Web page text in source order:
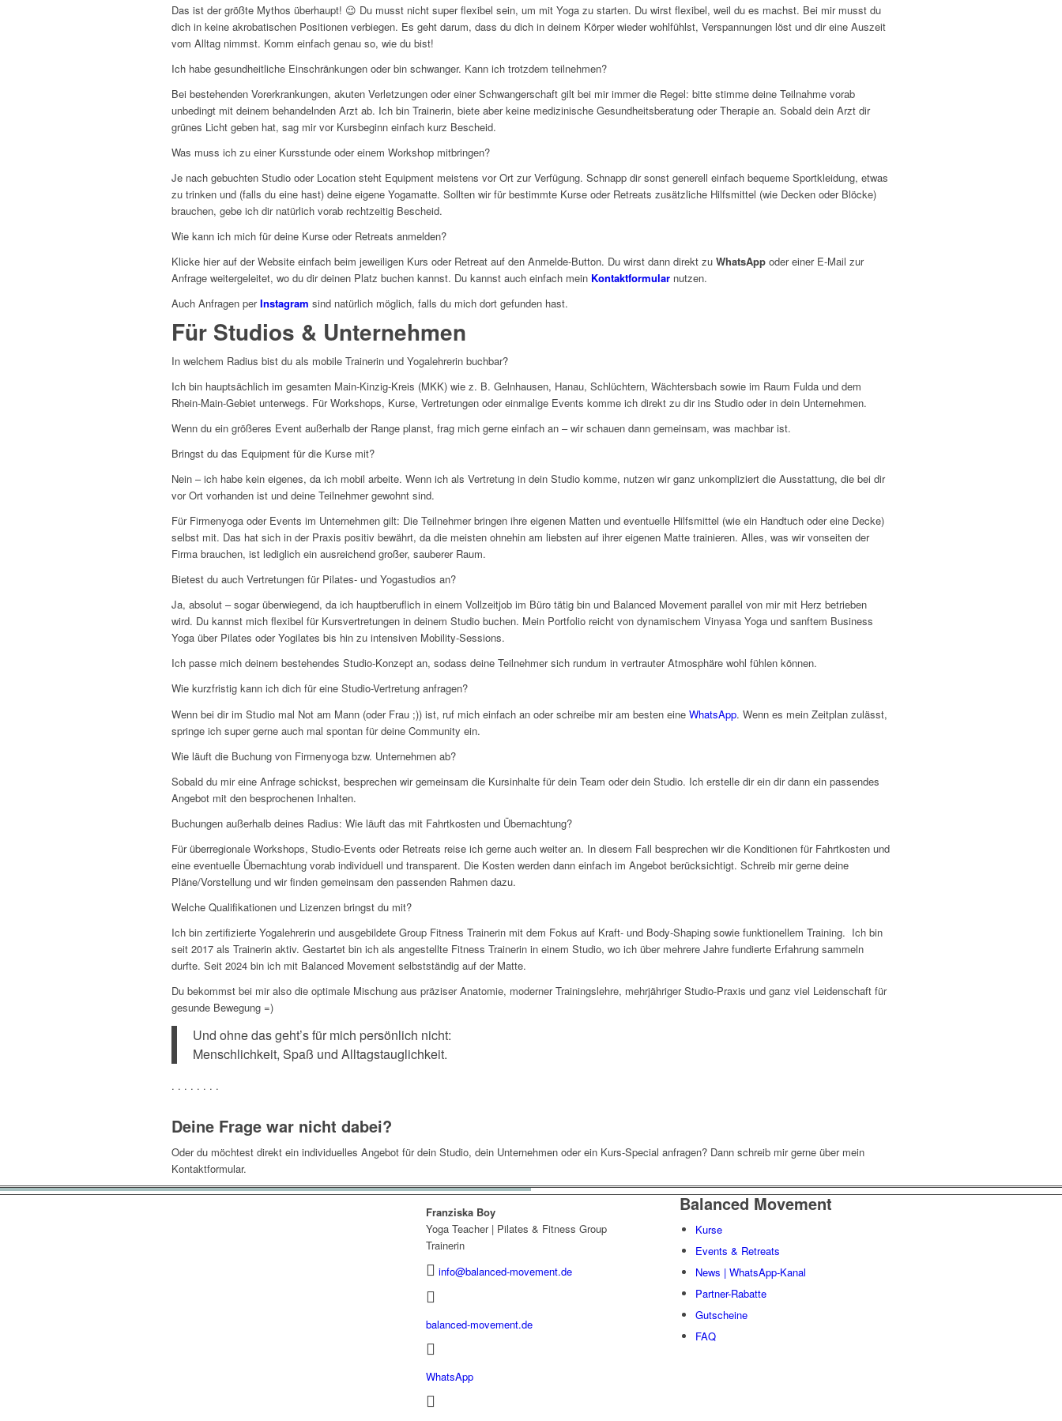
Das ist der größte Mythos überhaupt! 😉 Du musst nicht super flexibel sein, um mit Yoga zu starten. Du wirst flexibel, weil du es machst. Bei mir musst du
dich in keine akrobatischen Positionen verbiegen. Es geht darum, dass du dich in deinem Körper wieder wohlfühlst, Verspannungen löst und dir eine Auszeit
vom Alltag nimmst. Komm einfach genau so, wie du bist!
Ich habe gesundheitliche Einschränkungen oder bin schwanger. Kann ich trotzdem teilnehmen?
Bei bestehenden Vorerkrankungen, akuten Verletzungen oder einer Schwangerschaft gilt bei mir immer die Regel: bitte stimme deine Teilnahme vorab
unbedingt mit deinem behandelnden Arzt ab. Ich bin Trainerin, biete aber keine medizinische Gesundheitsberatung oder Therapie an. Sobald dein Arzt dir
grünes Licht geben hat, sag mir vor Kursbeginn einfach kurz Bescheid.
Was muss ich zu einer Kursstunde oder einem Workshop mitbringen?
Je nach gebuchten Studio oder Location steht Equipment meistens vor Ort zur Verfügung. Schnapp dir sonst generell einfach bequeme Sportkleidung, etwas
zu trinken und (falls du eine hast) deine eigene Yogamatte. Sollten wir für bestimmte Kurse oder Retreats zusätzliche Hilfsmittel (wie Decken oder Blöcke)
brauchen, gebe ich dir natürlich vorab rechtzeitig Bescheid.
Wie kann ich mich für deine Kurse oder Retreats anmelden?
Klicke hier auf der Website einfach beim jeweiligen Kurs oder Retreat auf den Anmelde-Button. Du wirst dann direkt zu WhatsApp oder einer E-Mail zur
Anfrage weitergeleitet, wo du dir deinen Platz buchen kannst. Du kannst auch einfach mein Kontaktformular nutzen.
Auch Anfragen perInstagram sind natürlich möglich, falls du mich dort gefunden hast.
Für Studios & Unternehmen
In welchem Radius bist du als mobile Trainerin und Yogalehrerin buchbar?
Ich bin hauptsächlich im gesamten Main-Kinzig-Kreis (MKK) wie z. B. Gelnhausen, Hanau, Schlüchtern, Wächtersbach sowie im Raum Fulda und dem
Rhein-Main-Gebiet unterwegs. Für Workshops, Kurse, Vertretungen oder einmalige Events komme ich direkt zu dir ins Studio oder in dein Unternehmen.
Wenn du ein größeres Event außerhalb der Range planst, frag mich gerne einfach an – wir schauen dann gemeinsam, was machbar ist.
Bringst du das Equipment für die Kurse mit?
Nein – ich habe kein eigenes, da ich mobil arbeite. Wenn ich als Vertretung in dein Studio komme, nutzen wir ganz unkompliziert die Ausstattung, die bei dir
vor Ort vorhanden ist und deine Teilnehmer gewohnt sind.
Für Firmenyoga oder Events im Unternehmen gilt: Die Teilnehmer bringen ihre eigenen Matten und eventuelle Hilfsmittel (wie ein Handtuch oder eine Decke)
selbst mit. Das hat sich in der Praxis positiv bewährt, da die meisten ohnehin am liebsten auf ihrer eigenen Matte trainieren. Alles, was wir vonseiten der
Firma brauchen, ist lediglich ein ausreichend großer, sauberer Raum.
Bietest du auch Vertretungen für Pilates- und Yogastudios an?
Ja, absolut – sogar überwiegend, da ich hauptberuflich in einem Vollzeitjob im Büro tätig bin und Balanced Movement parallel von mir mit Herz betrieben
wird. Du kannst mich flexibel für Kursvertretungen in deinem Studio buchen. Mein Portfolio reicht von dynamischem Vinyasa Yoga und sanftem Business
Yoga über Pilates oder Yogilates bis hin zu intensiven Mobility-Sessions.
Ich passe mich deinem bestehendes Studio-Konzept an, sodass deine Teilnehmer sich rundum in vertrauter Atmosphäre wohl fühlen können.
Wie kurzfristig kann ich dich für eine Studio-Vertretung anfragen?
Wenn bei dir im Studio mal Not am Mann (oder Frau ;)) ist, ruf mich einfach an oder schreibe mir am besten eine WhatsApp. Wenn es mein Zeitplan zulässt,
springe ich super gerne auch mal spontan für deine Community ein.
Wie läuft die Buchung von Firmenyoga bzw. Unternehmen ab?
Sobald du mir eine Anfrage schickst, besprechen wir gemeinsam die Kursinhalte für dein Team oder dein Studio. Ich erstelle dir ein dir dann ein passendes
Angebot mit den besprochenen Inhalten.
Buchungen außerhalb deines Radius: Wie läuft das mit Fahrtkosten und Übernachtung?
Für überregionale Workshops, Studio-Events oder Retreats reise ich gerne auch weiter an. In diesem Fall besprechen wir die Konditionen für Fahrtkosten und
eine eventuelle Übernachtung vorab individuell und transparent. Die Kosten werden dann einfach im Angebot berücksichtigt. Schreib mir gerne deine
Pläne/Vorstellung und wir finden gemeinsam den passenden Rahmen dazu.
Welche Qualifikationen und Lizenzen bringst du mit?
Ich bin zertifizierte Yogalehrerin und ausgebildete Group Fitness Trainerin mit dem Fokus auf Kraft- und Body-Shaping sowie funktionellem Training. Ich bin
seit 2017 als Trainerin aktiv. Gestartet bin ich als angestellte Fitness Trainerin in einem Studio, wo ich über mehrere Jahre fundierte Erfahrung sammeln
durfte. Seit 2024 bin ich mit Balanced Movement selbstständig auf der Matte.
Du bekommst bei mir also die optimale Mischung aus präziser Anatomie, moderner Trainingslehre, mehrjähriger Studio-Praxis und ganz viel Leidenschaft für
gesunde Bewegung =)
Und ohne das geht’s für mich persönlich nicht:
Menschlichkeit, Spaß und Alltagstauglichkeit.
. . . . . . . .
Deine Frage war nicht dabei?
Oder du möchtest direkt ein individuelles Angebot für dein Studio, dein Unternehmen oder ein Kurs-Special anfragen? Dann schreib mir gerne über mein
Kontaktformular.
Franziska Boy
Yoga Teacher | Pilates & Fitness Group
Trainerin
info@balanced-movement.de
balanced-movement.de
WhatsApp
Balanced Movement
Kurse
Events & Retreats
News | WhatsApp-Kanal
Partner-Rabatte
Gutscheine
FAQ